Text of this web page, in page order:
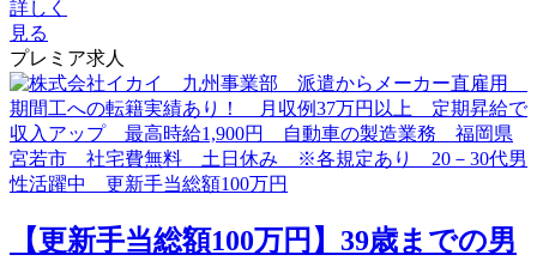
詳しく
見る
プレミア求人
【更新手当総額100万円】39歳までの男